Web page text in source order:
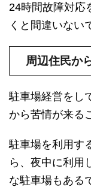
24時間故障対応
くと間違いない
周辺住民か
駐車場経営をし
から苦情が来る
駐車場を利用す
ら、夜中に利用
な駐車場もある